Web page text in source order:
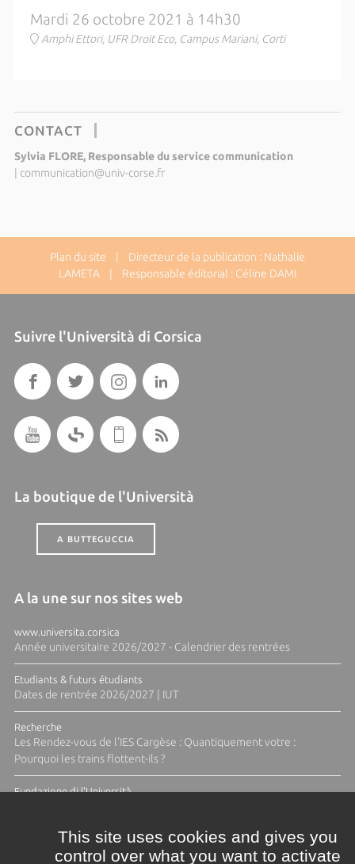
Mardi 26 octobre 2021 à 14h30
Amphi Ettori, UFR Droit Eco, Campus Mariani, Corti
CONTACT
Sylvia FLORE, Responsable du service communication
communication@univ-corse.fr
Plan du site | Directeur de la publication : Nathalie
LAMETA | Responsable éditorial : Céline DAMI
Suivre l'Università di Corsica
La boutique de l'Università
A BUTTEGUCCIA
A la une sur nos sites web
www.universita.corsica
Année universitaire 2026/2027 - Calendrier des rentrées
Etudiants & futurs étudiants
Dates de rentrée 2026/2027 | IUT
Recherche
Les Rendez-vous de l'IES Cargèse : Quantiquement votre :
Pourquoi les trains flottent-ils ?
Fundazione di l'Università
This site uses cookies and gives you
control over what you want to activate